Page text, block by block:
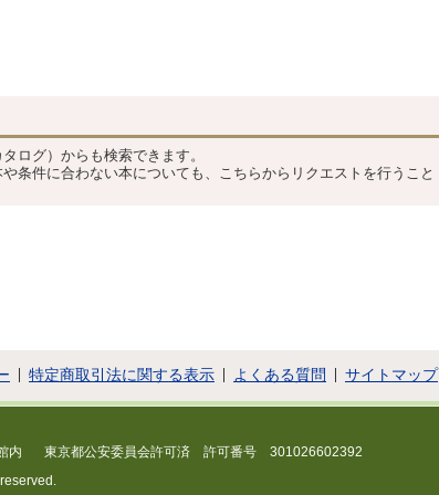
ログ）からも検索できます。
条件に合わない本についても、こちらからリクエストを行うこと
特定商取引法に関する表示 よくある質問 サイトマップ
内
東京都公安委員会許可済 許可番号 301026602392